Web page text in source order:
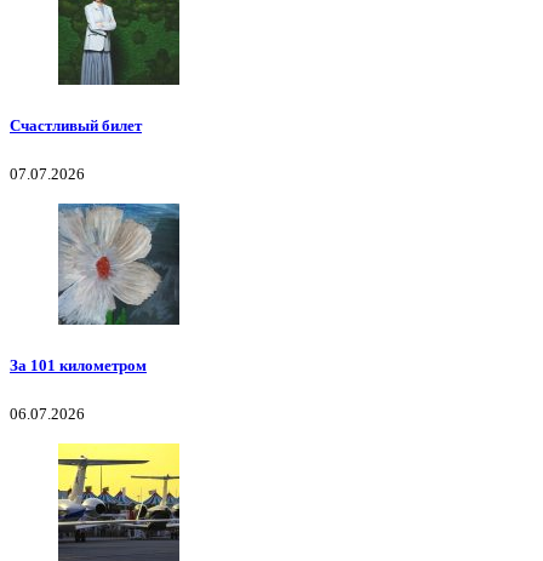
Счастливый билет
07.07.2026
За 101 километром
06.07.2026